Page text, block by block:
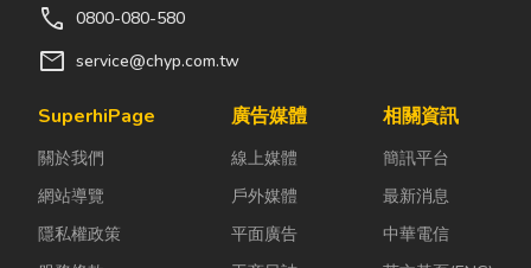
因此，選擇專
業的高雄電器
僅能快速排除
長家電使用壽
命，降...
戶對扣件精度
日益嚴苛的趨
型機中的關...
團體用餐，都
又充滿在地特
色的...
call 0800-080-580
mail service@chyp.com.tw
SuperhiPage
關於我們
網站導覽
隱私權政策
廣告媒體
線上媒體
戶外媒體
平面廣告
相關資訊
簡訊平台
最新消息
中華電信